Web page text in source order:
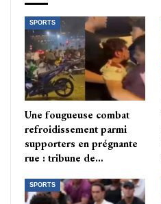
SPORTS
Une fougueuse combat
refroidissement parmi
supporters en prégnante
rue : tribune de…
SPORTS